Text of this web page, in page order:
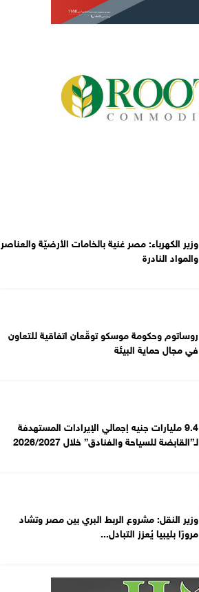
وزير الكهرباء: مصر غنية بالخامات الأرضيّة والعناصر
والمواد النادرة
روساتوم وحكومة موسكو توقّعان اتفاقية للتعاون
في مجال حماية البيئة
9.4 مليارات جنيه إجمالي الإيرادات المستهدفة
لـ”القابضة للسياحة والفنادق” خلال 2026/2027
وزير النقل: مشروع الربط البري بين مصر وتشاد
مرورًا بليبيا يُعزز التبادل...